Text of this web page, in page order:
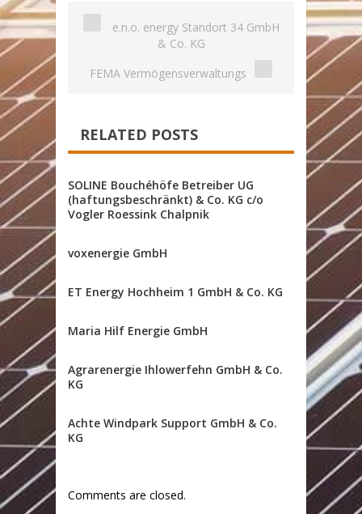
e.n.o. energy Standort 34 GmbH
& Co. KG
FEMA Vermögensverwaltungs
RELATED POSTS
SOLINE Bouchéhöfe Betreiber UG
(haftungsbeschränkt) & Co. KG c/o
Vogler Roessink Chalpnik
voxenergie GmbH
ET Energy Hochheim 1 GmbH & Co. KG
Maria Hilf Energie GmbH
Agrarenergie Ihlowerfehn GmbH & Co.
KG
Achte Windpark Support GmbH & Co.
KG
Comments are closed.